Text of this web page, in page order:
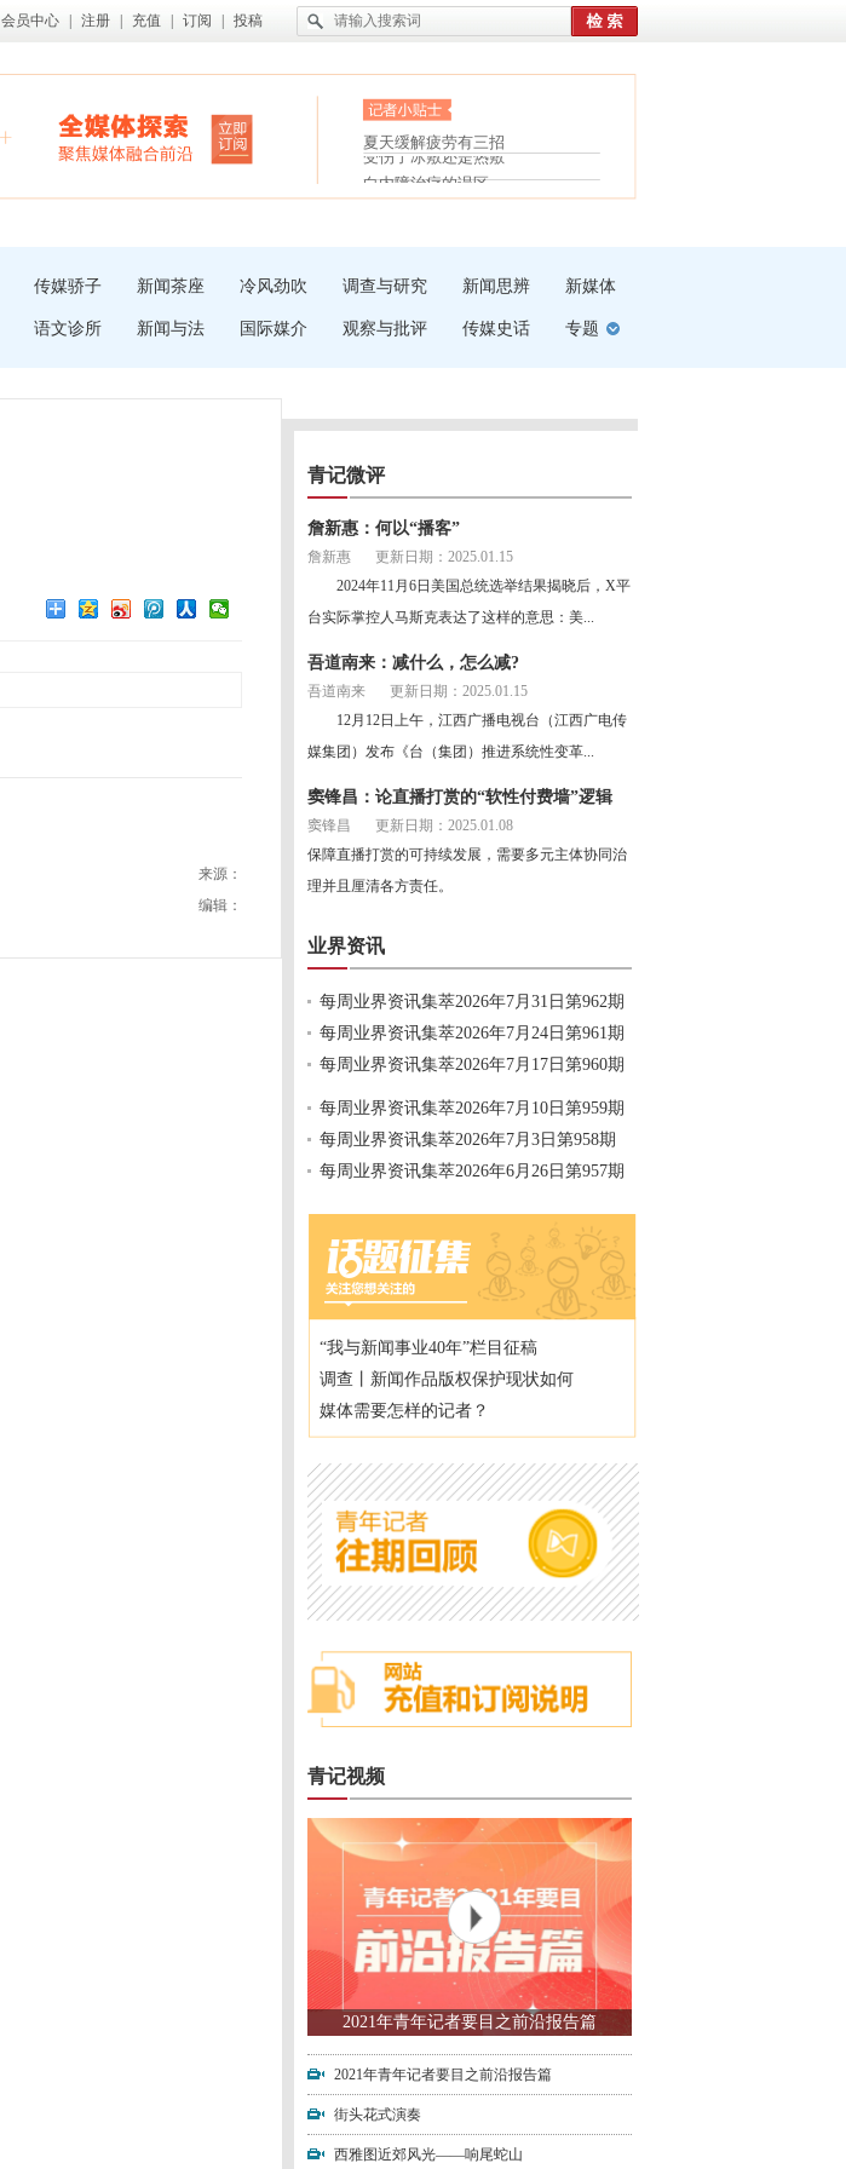
会员中心 注册 充值 订阅 投稿
“枝桠”“树桠”宜写成“枝...
夏天缓解疲劳有三招
护腰，摆脱六大坏习惯
受伤了冰敷还是热敷
白内障治疗的误区
传媒骄子 新闻茶座 冷风劲吹 调查与研究 新闻思辨 新媒体
语文诊所 新闻与法 国际媒介 观察与批评 传媒史话 专题
来源：
编辑：
青记微评
詹新惠：何以“播客”
詹新惠
更新日期：2025.01.15
2024年11月6日美国总统选举结果揭晓后，X平
台实际掌控人马斯克表达了这样的意思：美...
吾道南来：减什么，怎么减?
吾道南来
更新日期：2025.01.15
12月12日上午，江西广播电视台（江西广电传
媒集团）发布《台（集团）推进系统性变革...
窦锋昌：论直播打赏的“软性付费墙”逻辑
窦锋昌
更新日期：2025.01.08
保障直播打赏的可持续发展，需要多元主体协同治
理并且厘清各方责任。
业界资讯
每周业界资讯集萃2026年7月31日第962期
每周业界资讯集萃2026年7月24日第961期
每周业界资讯集萃2026年7月17日第960期
每周业界资讯集萃2026年7月10日第959期
每周业界资讯集萃2026年7月3日第958期
每周业界资讯集萃2026年6月26日第957期
“我与新闻事业40年”栏目征稿
调查丨新闻作品版权保护现状如何
媒体需要怎样的记者？
青记视频
2021年青年记者要目之前沿报告篇
2021年青年记者要目之前沿报告篇
街头花式演奏
西雅图近郊风光——响尾蛇山